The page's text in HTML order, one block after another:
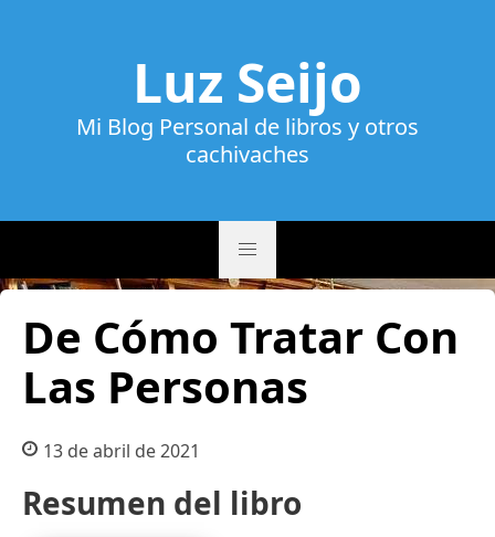
Luz Seijo
Mi Blog Personal de libros y otros
cachivaches
De Cómo Tratar Con
Las Personas
13 de abril de 2021
Resumen del libro